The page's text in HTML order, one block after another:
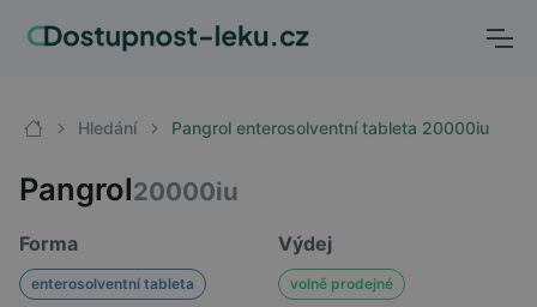
Hledání Pangrol enterosolventní tableta 20000iu
Pangrol20000iu
Forma
enterosolventní tableta
Výdej
volně prodejné